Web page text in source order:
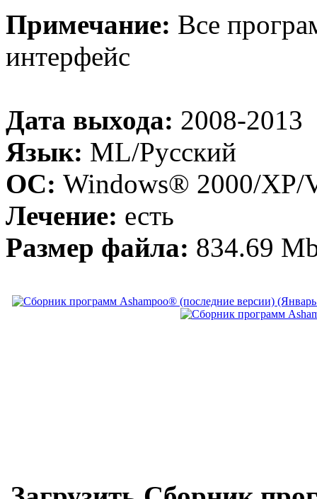
Примечание: Все
интерфейс
Дата выхода: 2008-2013
Язык: ML/Русский
ОС: Windows® 2000/XP/
Лечение: есть
Размер файла: 834.69